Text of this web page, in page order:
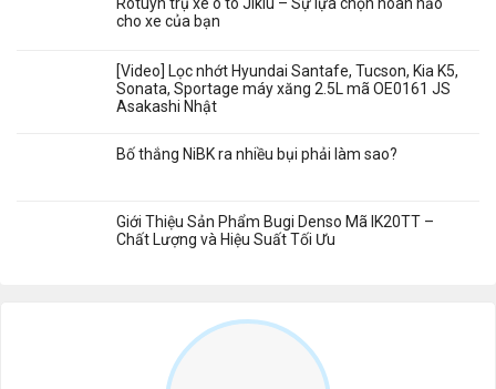
Rotuyn trụ xe ô tô Jikiu – Sự lựa chọn hoàn hảo
cho xe của bạn
[Video] Lọc nhớt Hyundai Santafe, Tucson, Kia K5,
Sonata, Sportage máy xăng 2.5L mã OE0161 JS
Asakashi Nhật
Bố thắng NiBK ra nhiều bụi phải làm sao?
Giới Thiệu Sản Phẩm Bugi Denso Mã IK20TT –
Chất Lượng và Hiệu Suất Tối Ưu